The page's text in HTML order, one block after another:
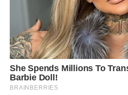
Сподобалася стаття? Поділіться